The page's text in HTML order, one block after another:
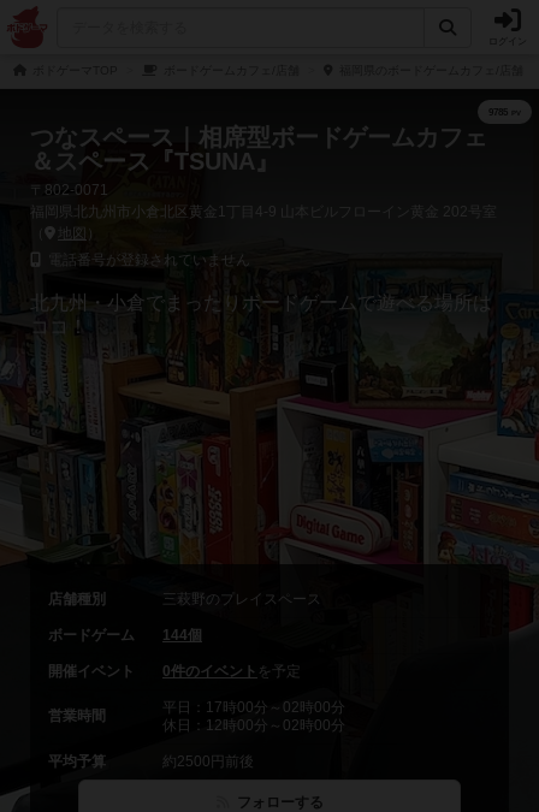
つなスペース｜相席型ボードゲームカフェ
＆スペース『TSUNA』
〒802-0071
福岡県北九州市小倉北区黄金1丁目4-9 山本ビルフローイン黄金 202号室
地図 ）
電話番号が登録されていません
北九州・小倉でまったりボードゲームで遊べる場所は
ココ！
店舗種別 三萩野のプレイスペース
ボードゲーム 144個
開催イベント 0件のイベント を予定
営業時間
平日：17時00分～02時00分
休日：12時00分～02時00分
平均予算 約2500円前後
フォローする